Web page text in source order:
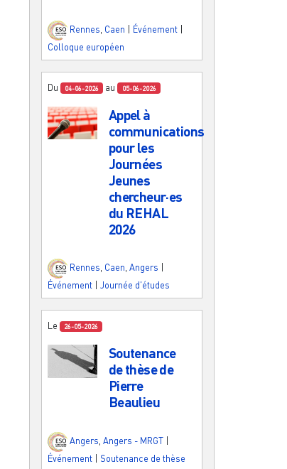
Rennes Caen Événement
Colloque européen
Du 04-06-2026 au 05-06-2026
Appel à
communications
pour les
Journées
Jeunes
chercheur·es
du REHAL
2026
Rennes, Caen, Angers
Événement
Journée d'études
Le 26-05-2026
Soutenance
de thèse de
Pierre
Beaulieu
Angers Angers - MRGT
Événement | Soutenance de thèse